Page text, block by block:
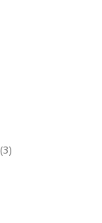
(3)